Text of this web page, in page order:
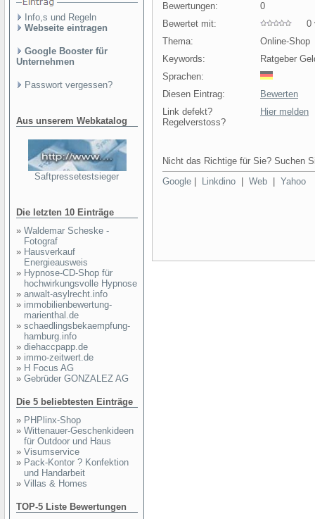
Info,s und Regeln
Webseite eintragen
Google Booster für
Unternehmen
Passwort vergessen?
Aus unserem Webkatalog
Saftpressetestsieger
Die letzten 10 Einträge
» Waldemar Scheske -
Fotograf
» Hausverkauf
Energieausweis
» Hypnose-CD-Shop für
hochwirkungsvolle Hypnose
» anwalt-asylrecht.info
» immobilienbewertung-
marienthal.de
» schaedlingsbekaempfung-
hamburg.info
» diehaccpapp.de
» immo-zeitwert.de
» H Focus AG
» Gebrüder GONZALEZ AG
Die 5 beliebtesten Einträge
» PHPlinx-Shop
» Wittenauer-Geschenkideen
für Outdoor und Haus
» Visumservice
» Pack-Kontor ? Konfektion
und Handarbeit
» Villas & Homes
TOP-5 Liste Bewertungen
Bewertungen:
0
Bewertet mit:
0
Thema:
Online-Shop
Keywords:
Ratgeber
Sprachen:
Diesen Eintrag:
Bewerten
Link defekt?
Regelverstoss?
Hier melden
Nicht das Richtige für Sie? Suchen
Google
Linkdino Web Yahoo